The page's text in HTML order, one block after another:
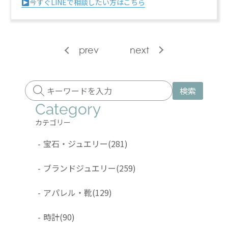
今すぐLINEで相談したい方はこちら
prev next
検索
Category
カテゴリー
- 宝石・ジュエリー(281)
- ブランドジュエリー(259)
- アパレル・靴(129)
- 時計(90)